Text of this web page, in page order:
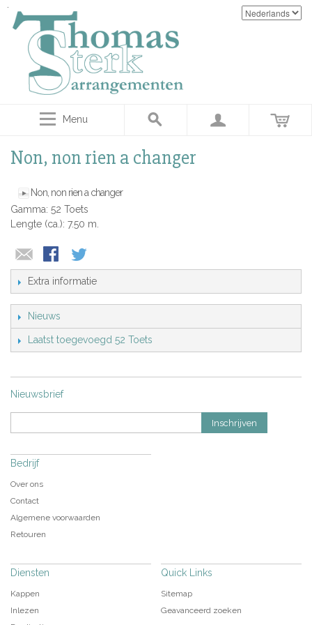
Menu
Non, non rien a changer
Non, non rien a changer
Gamma: 52 Toets
Lengte (ca.): 7.50 m.
Extra informatie
Nieuws
Laatst toegevoegd 52 Toets
Nieuwsbrief
Inschrijven
Bedrijf
Over ons
Contact
Algemene voorwaarden
Retouren
Diensten
Kappen
Inlezen
Quick Links
Sitemap
Geavanceerd zoeken